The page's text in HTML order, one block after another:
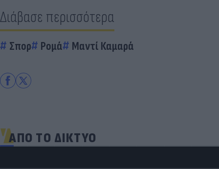
Διάβασε περισσότερα
Σπορ Ρομά Μαντί Καμαρά
ΑΠΟ ΤΟ ΔΙΚΤΥΟ